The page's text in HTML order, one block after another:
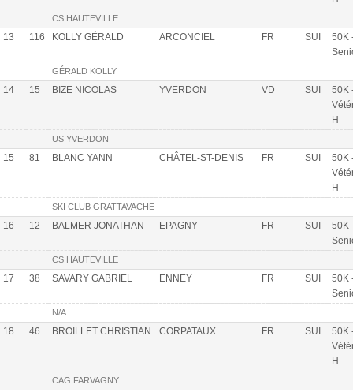
CS HAUTEVILLE
13 116 KOLLY GÉRALD ARCONCIEL FR SUI
50K
GÉRALD KOLLY
14 15 BIZE NICOLAS YVERDON VD SUI
50K
H
US YVERDON
15 81 BLANC YANN CHÂTEL-ST-DENIS FR SUI
50K
H
SKI CLUB GRATTAVACHE
16 12 BALMER JONATHAN EPAGNY FR SUI
50K
CS HAUTEVILLE
17 38 SAVARY GABRIEL ENNEY FR SUI
50K
N/A
18 46 BROILLET CHRISTIAN CORPATAUX FR SUI
50K
H
CAG FARVAGNY